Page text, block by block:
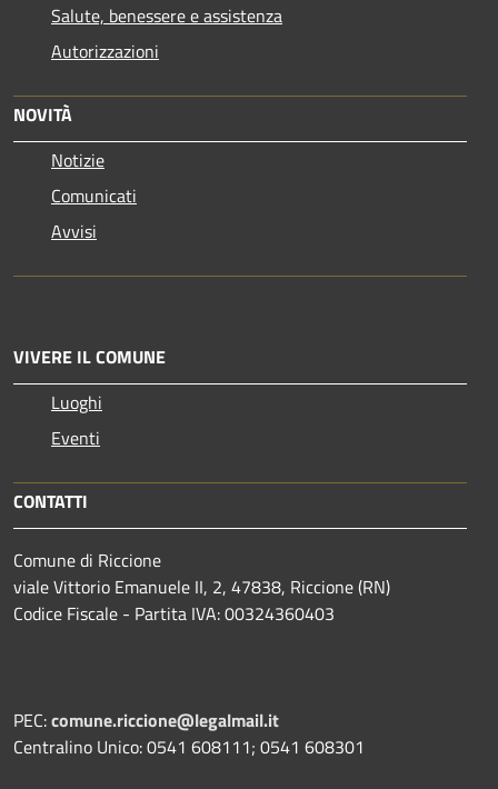
Salute, benessere e assistenza
Autorizzazioni
NOVITÀ
Notizie
Comunicati
Avvisi
VIVERE IL COMUNE
Luoghi
Eventi
CONTATTI
Comune di Riccione
viale Vittorio Emanuele II, 2, 47838, Riccione (RN)
Codice Fiscale - Partita IVA: 00324360403
PEC:comune.riccione@legalmail.it
Centralino Unico: 0541 608111; 0541 608301